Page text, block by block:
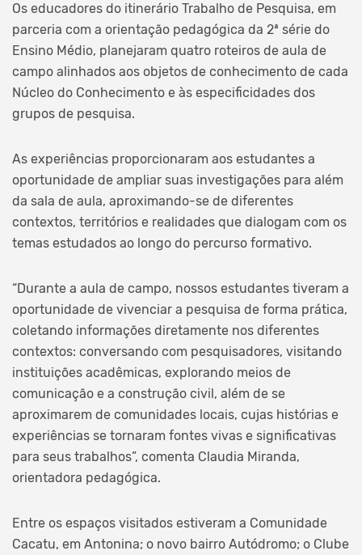
Os educadores do itinerário Trabalho de Pesquisa, em
parceria com a orientação pedagógica da 2ª série do
Ensino Médio, planejaram quatro roteiros de aula de
campo alinhados aos objetos de conhecimento de cada
Núcleo do Conhecimento e às especificidades dos
grupos de pesquisa.
As experiências proporcionaram aos estudantes a
oportunidade de ampliar suas investigações para além
da sala de aula, aproximando-se de diferentes
contextos, territórios e realidades que dialogam com os
temas estudados ao longo do percurso formativo.
“Durante a aula de campo, nossos estudantes tiveram a
oportunidade de vivenciar a pesquisa de forma prática,
coletando informações diretamente nos diferentes
contextos: conversando com pesquisadores, visitando
instituições acadêmicas, explorando meios de
comunicação e a construção civil, além de se
aproximarem de comunidades locais, cujas histórias e
experiências se tornaram fontes vivas e significativas
para seus trabalhos”, comenta Claudia Miranda,
orientadora pedagógica.
Entre os espaços visitados estiveram a Comunidade
Cacatu, em Antonina; o novo bairro Autódromo; o Clube